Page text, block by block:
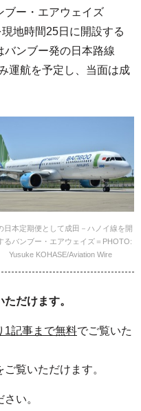
ブー・エアウェイズ
地時間25日に開設する
バンブー発の日本路線
運航を予定し、当面は成
日本定期便として成田－ハノイ線を開
るバンブー・エアウェイズ＝PHOTO:
Yusuke KOHASE/Aviation Wire
だけます。
1記事まで無料でご覧いた
覧いただけます。
い。